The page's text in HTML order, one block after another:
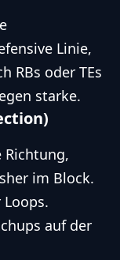
Linie,
RBs oder TEs
starke.
Richtung,
im Block.
auf der